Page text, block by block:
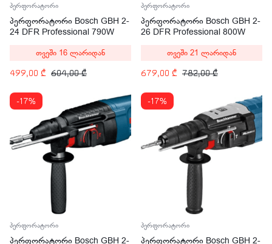
პერფორატორი
პერფორატორი Bosch GBH 2-
24 DFR Professional 790W
604,00₾
499,00 ₾
თვეში 16 ლარიდან
პერფორატორი
პერფორატორი Bosch GBH 2-
26 DFR Professional 800W
782,00₾
679,00 ₾
თვეში 21 ლარიდან
-17%
პერფორატორი
პერფორატორი Bosch GBH 2-
-17%
პერფორატორი
პერფორატორი Bosch GBH 2-